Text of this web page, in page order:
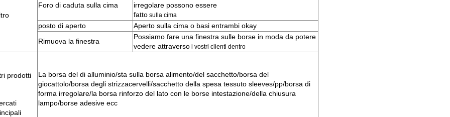
Foro di caduta sulla cima
irregolare possono essere
fatto sulla cima
posto di aperto
Aperto sulla cima o basi entrambi okay
Rimuova la finestra
Possiamo fare una finestra sulle borse in moda da potere
vedere attraverso i vostri clienti dentro
prodotti
La borsa del di alluminio/sta sulla borsa alimento/del sacchetto/borsa del
giocattolo/borsa degli strizzacervelli/sacchetto della spesa tessuto sleeves/pp/borsa di
forma irregolare/la borsa rinforzo del lato con le borse intestazione/della chiusura
lampo/borse adesive ecc